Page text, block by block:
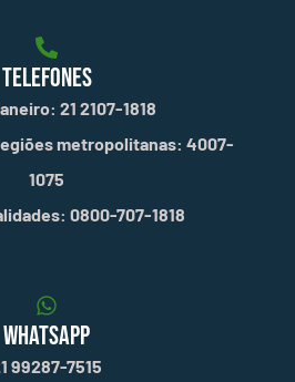
TELEFONES
21 2107-1818
metropolitanas: 4007-
1075
0800-707-1818
WHATSAPP
99287-7515